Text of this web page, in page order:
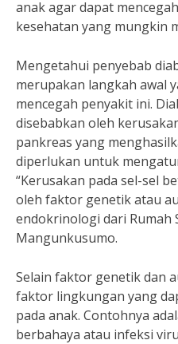
anak agar dapat
kesehatan yang mungkin
Mengetahui penyebab
merupakan langkah awal
mencegah penyakit ini.
disebabkan oleh
pankreas yang
diperlukan untuk
“Kerusakan pada sel-sel
oleh faktor genetik atau
endokrinologi dari Rumah
Mangunkusumo.
Selain faktor genetik dan
faktor lingkungan yang
pada anak. Contohnya
berbahaya atau infeksi